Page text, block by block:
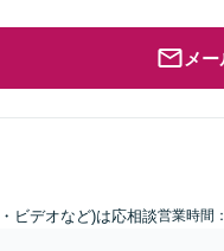
メ
ビデオなど)は応相談営業時間